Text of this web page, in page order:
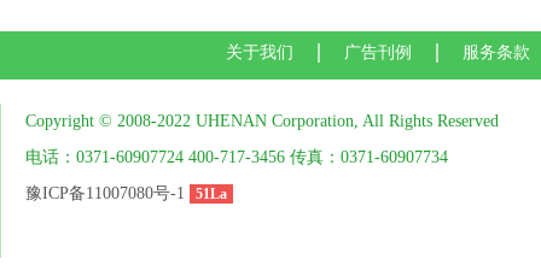
关于我们 广告刊例 服务条款
Copyright © 2008-2022 UHENAN Corporation, All Rights Reserved
电话：0371-60907724 400-717-3456 传真：0371-60907734
豫ICP备11007080号-1
51La